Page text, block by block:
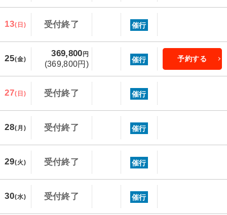
13(日) 受付終了 催行
25(金)
369,800 円
(369,800円)
催行 予約する
27(日) 受付終了 催行
28(月) 受付終了 催行
29(火) 受付終了 催行
30(水) 受付終了 催行